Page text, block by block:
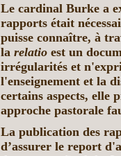
Le cardinal Burke a
rapports était
puisse connaître, à
la relatio est un
irrégularités et
l'enseignement et la
certains aspects, elle
approche pastorale
La publication des
d’assurer le report